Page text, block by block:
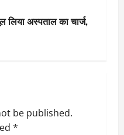
लिया अस्पताल का चार्ज,
be published.
*